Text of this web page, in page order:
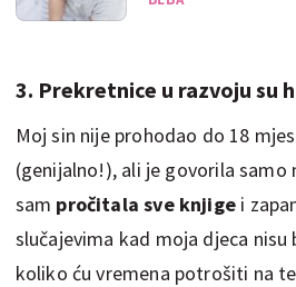
3. Prekretnice u razvoju su
Moj sin nije prohodao do 18
(genijalno!), ali je govorila samo
sam pročitala sve knjige i
slučajevima kad moja djeca
koliko ću vremena potrošiti na